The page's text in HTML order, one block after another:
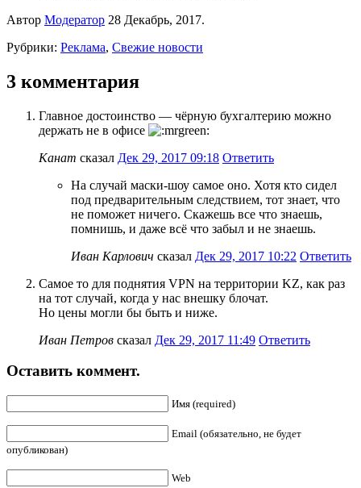
Автор Модератор 28 Декабрь, 2017.
Рубрики: Реклама, Свежие новости
3 комментария
Главное достоинство — чёрную бухгалтерию можно
держать не в офисе
Канат сказал Дек 29, 2017 09:18 Ответить
На случай маски-шоу самое оно. Хотя кто сидел
под предварительным следствием, тот знает, что
не поможет ничего. Скажешь все что знаешь,
помнишь, и даже всё что забыл и не знаешь.
Иван Карлович сказал Дек 29, 2017 10:22 Ответить
Самое то для поднятия VPN на территории KZ, как раз
на тот случай, когда у нас внешку блочат.
Но цены могли бы быть и ниже.
Иван Петров сказал Дек 29, 2017 11:49 Ответить
Оставить коммент.
Имя (required)
Email (обязательно, не будет
опубликован)
Web